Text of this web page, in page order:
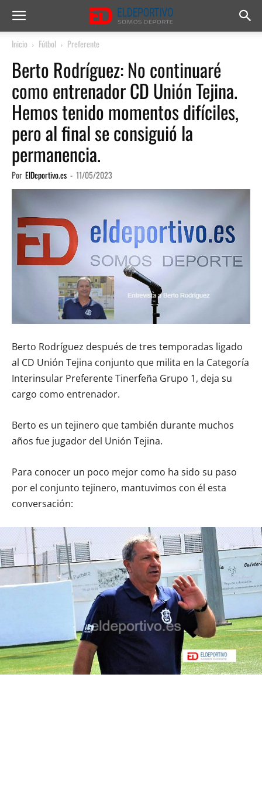
Inicio Fútbol Preferente
Berto Rodríguez: No continuaré
como entrenador CD Unión Tejina.
Hemos tenido momentos difíciles,
pero al final se consiguió la
permanencia.
Por ElDeportivo.es - 11/05/2023
Berto Rodríguez después de tres temporadas ligado
al CD Unión Tejina conjunto que milita en la Categoría
Interinsular Preferente Tinerfeña Grupo 1, deja su
cargo como entrenador.
Berto es un tejinero que también durante muchos
años fue jugador del Unión Tejina.
Para conocer un poco mejor como ha sido su paso
por el conjunto tejinero, mantuvimos con él esta
conversación: